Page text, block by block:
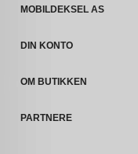
MOBILDEKSEL AS
DIN KONTO
OM BUTIKKEN
PARTNERE